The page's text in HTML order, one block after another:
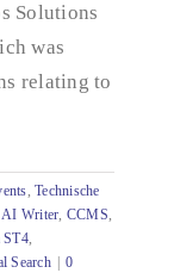
Solutions
was
relating to
,Technische
AI Writer, CCMS,
ST4,
Search
0